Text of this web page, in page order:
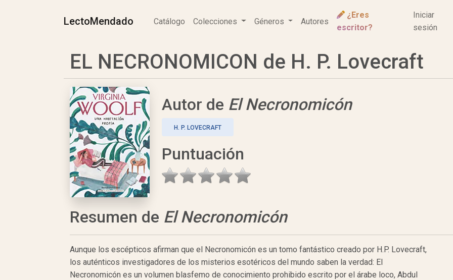
LectoMendado Catálogo Colecciones Géneros Autores
¿Eres
escritor?
Iniciar
sesión
EL NECRONOMICON de H. P. Lovecraft
Autor de El Necronomicón
H. P. LOVECRAFT
Puntuación
Resumen de El Necronomicón
Aunque los escépticos afirman que el Necronomicón es un tomo fantástico creado por H.P. Lovecraft,
los auténticos investigadores de los misterios esotéricos del mundo saben la verdad: El
Necronomicón es un volumen blasfemo de conocimiento prohibido escrito por el árabe loco, Abdul